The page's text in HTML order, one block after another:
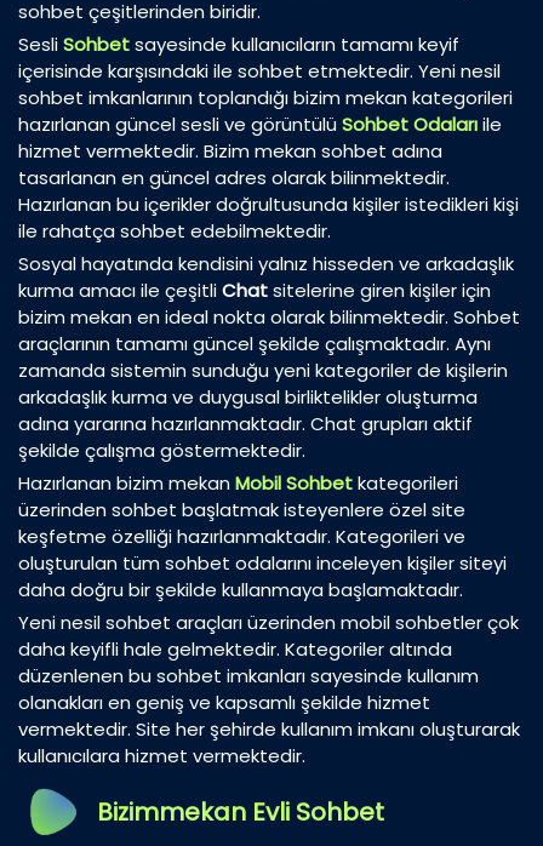
sohbet çeşitlerinden biridir.
SesliSohbetsayesinde kullanıcıların tamamı keyif
içerisinde karşısındaki ile sohbet etmektedir. Yeni nesil
sohbet imkanlarının toplandığı bizim mekan kategorileri
hazırlanan güncel sesli ve görüntülüSohbet Odalarıile
hizmet vermektedir. Bizim mekan sohbet adına
tasarlanan en güncel adres olarak bilinmektedir.
Hazırlanan bu içerikler doğrultusunda kişiler istedikleri kişi
ile rahatça sohbet edebilmektedir.
Sosyal hayatında kendisini yalnız hisseden ve arkadaşlık
kurma amacı ile çeşitliChatsitelerine giren kişiler için
bizim mekan en ideal nokta olarak bilinmektedir. Sohbet
araçlarının tamamı güncel şekilde çalışmaktadır. Aynı
zamanda sistemin sunduğu yeni kategoriler de kişilerin
arkadaşlık kurma ve duygusal birliktelikler oluşturma
adına yararına hazırlanmaktadır. Chat grupları aktif
şekilde çalışma göstermektedir.
Hazırlanan bizim mekanMobil Sohbetkategorileri
üzerinden sohbet başlatmak isteyenlere özel site
keşfetme özelliği hazırlanmaktadır. Kategorileri ve
oluşturulan tüm sohbet odalarını inceleyen kişiler siteyi
daha doğru bir şekilde kullanmaya başlamaktadır.
Yeni nesil sohbet araçları üzerinden mobil sohbetler çok
daha keyifli hale gelmektedir. Kategoriler altında
düzenlenen bu sohbet imkanları sayesinde kullanım
olanakları en geniş ve kapsamlı şekilde hizmet
vermektedir. Site her şehirde kullanım imkanı oluşturarak
kullanıcılara hizmet vermektedir.
Bizimmekan Evli Sohbet